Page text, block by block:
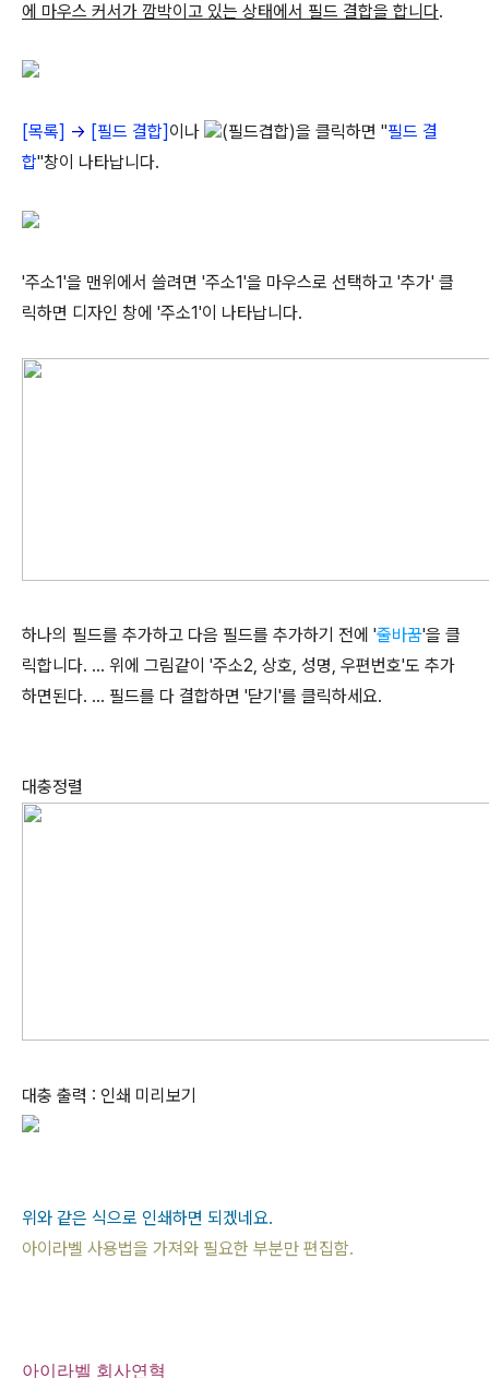
에 마우스 커서가 깜박이고 있는 상태에서 필드 결합을 합니다.
[목록] → [필드 결합] 이나 (필드겹합)을 클릭하면 "필드 결
합"창이 나타납니다.
'주소1'을 맨위에서 쓸려면 '주소1'을 마우스로 선택하고 '추가' 클
릭하면 디자인 창에 '주소1'이 나타납니다.
하나의 필드를 추가하고 다음 필드를 추가하기 전에 '줄바꿈'을 클
릭합니다. ... 위에 그림같이 '주소2, 상호, 성명, 우편번호'도 추가
하면된다. ... 필드를 다 결합하면 '닫기'를 클릭하세요.
대충정렬
대충 출력 : 인쇄 미리보기
위와 같은 식으로 인쇄하면 되겠네요.
아이라벨 사용법을 가져와 필요한 부분만 편집함.
아이라벨 회사연혁